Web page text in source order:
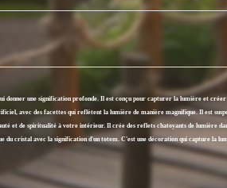
une signification profonde. Il est conçu pour capturer la lumière et créer
avec des facettes qui reflètent la lumière de manière magnifique. Il est
et de spiritualité à votre intérieur. Il crée des reflets chatoyants de lumière
du cristal avec la signification d'un totem. C'est une décoration qui capture la